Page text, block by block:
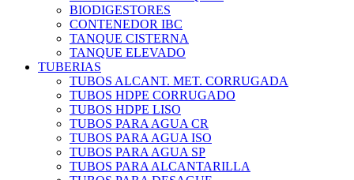
BIODIGESTORES
CONTENEDOR IBC
TANQUE CISTERNA
TANQUE ELEVADO
TUBERIAS
TUBOS ALCANT. MET. CORRUGADA
TUBOS HDPE CORRUGADO
TUBOS HDPE LISO
TUBOS PARA AGUA CR
TUBOS PARA AGUA ISO
TUBOS PARA AGUA SP
TUBOS PARA ALCANTARILLA